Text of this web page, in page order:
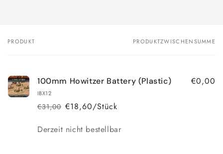
Dein
PRODUKT PRODUKTZWISCHENSUMME
100mm Howitzer Battery (Plastic)
IBX12
Normaler
€31,00
Verkaufspreis€18,60/Stück
€0,00
Anzahl
Derzeit nicht bestellbar